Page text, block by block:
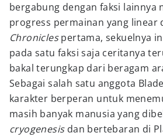
bergabung dengan faksi lainnya
progress permainan yang linear
Chroniclespertama, sekuelnya
pada satu faksi saja ceritanya
bakal terungkap dari beragam
Sebagai salah satu anggota
karakter berperan untuk
masih banyak manusia yang
cryogenesisdan bertebaran di